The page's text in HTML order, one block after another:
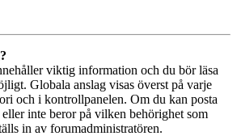
viktig information och du bör läsa
Globala anslag visas överst på varje
och i kontrollpanelen. Om du kan posta
inte beror på vilken behörighet som
in av forumadministratören.